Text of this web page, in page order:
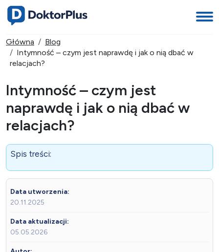
Główna
Blog
Intymność – czym jest naprawdę i jak o nią dbać w
relacjach?
Intymność – czym jest
naprawdę i jak o nią dbać w
relacjach?
Spis treści:
Data utworzenia:
20.11.2025
Data aktualizacji:
05.05.2026